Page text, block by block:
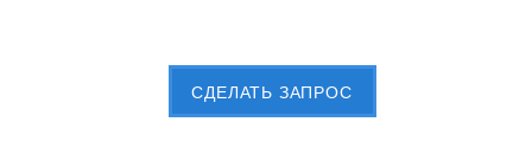
CДЕЛАТЬ ЗАПРОС